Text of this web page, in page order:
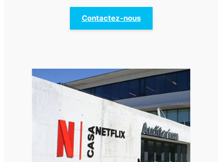
StellaPlanner
Planificateur d’installation en ligne
Contactez-nous